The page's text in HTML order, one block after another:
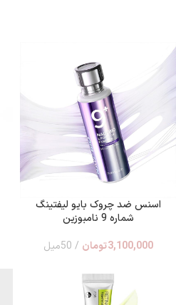
اسنس ضد چروک بایو لیفتینگ
شماره 9 نامبوزین
3,100,000تومان 50میل